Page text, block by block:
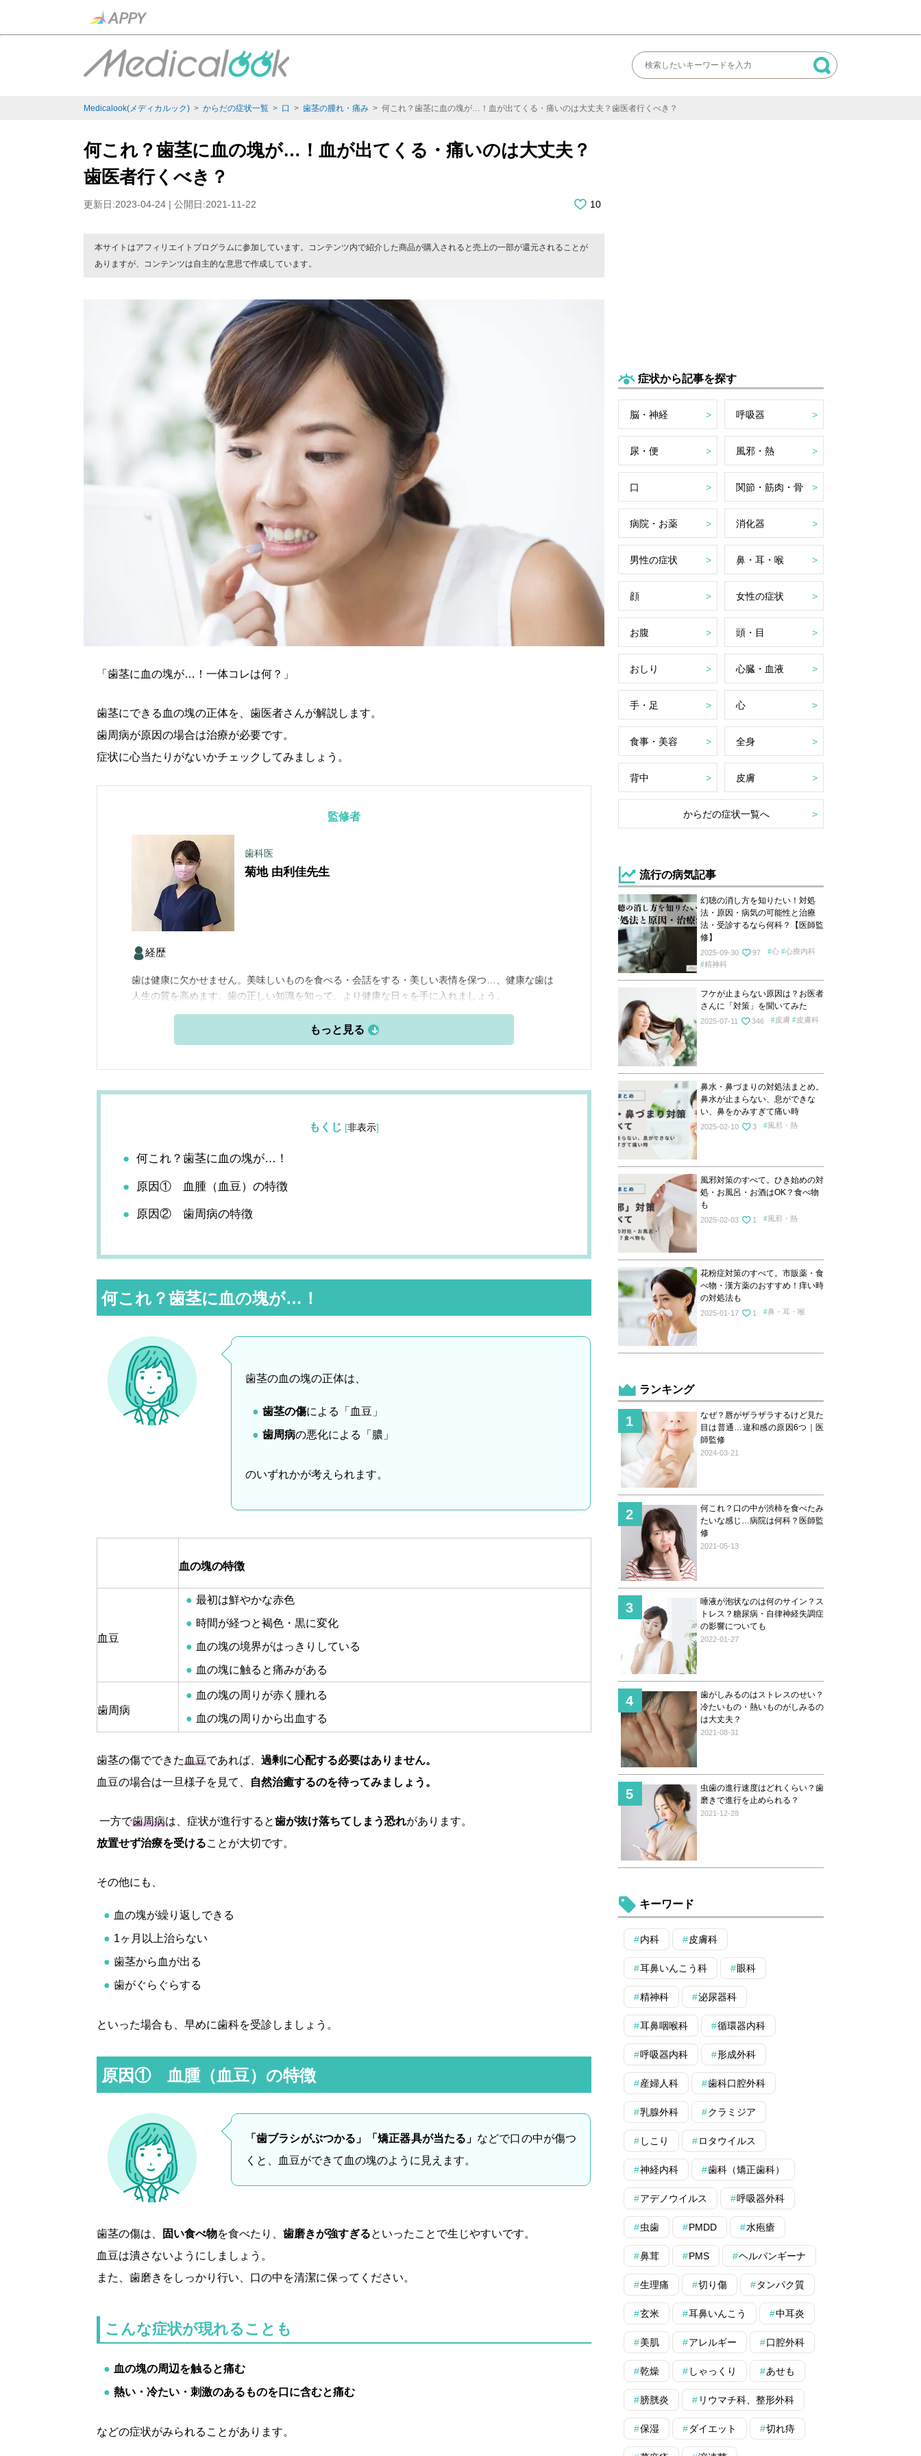
Medicalook(メディカルック) > からだの症状一覧 > 口 > 歯茎の腫れ・痛み > 何これ？歯茎に血の塊が…！血が出てくる・痛いのは大丈夫？歯医者行くべき？
何これ？歯茎に血の塊が…！血が出てくる・痛いのは大丈夫？
歯医者行くべき？
更新日:2023-04-24 | 公開日:2021-11-22 10
本サイトはアフィリエイトプログラムに参加しています。コンテンツ内で紹介した商品が購入されると売上の一部が還元されることが
ありますが、コンテンツは自主的な意思で作成しています。
「歯茎に血の塊が…！一体コレは何？」
歯茎にできる血の塊の正体を、歯医者さんが解説します。
歯周病が原因の場合は治療が必要です。
症状に心当たりがないかチェックしてみましょう。
監修者
歯科医
菊地 由利佳先生
経歴
歯は健康に欠かせません。美味しいものを食べる・会話をする・美しい表情を保つ…、健康な歯は
人生の質を高めます。歯の正しい知識を知って、より健康な日々を手に入れましょう。
もくじ [非表示]
何これ？歯茎に血の塊が…！
原因① 血腫（血豆）の特徴
原因② 歯周病の特徴
何これ？歯茎に血の塊が…！
歯茎の血の塊の正体は、
歯茎の傷による「血豆」
歯周病の悪化による「膿」
のいずれかが考えられます。
血の塊の特徴
血豆
最初は鮮やかな赤色
時間が経つと褐色・黒に変化
血の塊の境界がはっきりしている
血の塊に触ると痛みがある
歯周病
血の塊の周りが赤く腫れる
血の塊の周りから出血する
歯茎の傷でできた血豆であれば、 過剰に心配する必要はありません。
血豆の場合は一旦様子を見て、
自然治癒するのを待ってみましょう。
一方で歯周病は、症状が進行すると歯が抜け落ちてしまう恐れがあります。
放置せず治療を受けることが大切です。
その他にも、
血の塊が繰り返しできる
1ヶ月以上治らない
歯茎から血が出る
歯がぐらぐらする
といった場合も、早めに歯科を受診しましょう。
原因① 血腫（血豆）の特徴
「歯ブラシがぶつかる」「矯正器具が当たる」 などで口の中が傷つ
くと、血豆ができて血の塊のように見えます。
歯茎の傷は、 固い食べ物を食べたり、 歯磨きが強すぎるといったことで生じやすいです。
血豆は潰さないようにしましょう。
また、歯磨きをしっかり行い、口の中を清潔に保ってください。
こんな症状が現れることも
血の塊の周辺を触ると痛む
熱い・冷たい・刺激のあるものを口に含むと痛む
などの症状がみられることがあります。
症状から記事を探す
脳・神経 呼吸器
尿・便 風邪・熱
口 関節・筋肉・骨
病院・お薬 消化器
男性の症状 鼻・耳・喉
顔 女性の症状
お腹 頭・目
おしり 心臓・血液
手・足 心
食事・美容 全身
背中 皮膚
からだの症状一覧へ
流行の病気記事
幻聴の消し方を知りたい！対処
法・原因・病気の可能性と治療
法・受診するなら何科？【医師監
修】
2025-09-30 97 心
心療内科
精神科
フケが止まらない原因は？お医者
さんに「対策」を聞いてみた
2025-07-11 346 皮膚 皮膚科
鼻水・鼻づまりの対処法まとめ。
鼻水が止まらない、息ができな
い、鼻をかみすぎて痛い時
2025-02-10 3 風邪・熱
風邪対策のすべて。ひき始めの対
処・お風呂・お酒はOK？食べ物
も
2025-02-03 1 風邪・熱
花粉症対策のすべて。市販薬・食
べ物・漢方薬のおすすめ！痒い時
の対処法も
2025-01-17 1 鼻・耳・喉
ランキング
なぜ？唇がザラザラするけど見た
目は普通…違和感の原因6つ｜医
師監修
2024-03-21
何これ？口の中が渋柿を食べたみ
たいな感じ…病院は何科？医師監
修
2021-05-13
唾液が泡状なのは何のサイン？ス
トレス？糖尿病・自律神経失調症
の影響についても
2022-01-27
歯がしみるのはストレスのせい？
冷たいもの・熱いものがしみるの
は大丈夫？
2021-08-31
虫歯の進行速度はどれくらい？歯
磨きで進行を止められる？
2021-12-28
キーワード
内科 皮膚科
耳鼻いんこう科 眼科
精神科 泌尿器科
耳鼻咽喉科 循環器内科
呼吸器内科 形成外科
産婦人科 歯科口腔外科
乳腺外科 クラミジア
しこり ロタウイルス
神経内科 歯科（矯正歯科）
アデノウイルス 呼吸器外科
虫歯 PMDD 水疱瘡
鼻茸 PMS ヘルパンギーナ
生理痛 切り傷 タンパク質
玄米 耳鼻いんこう 中耳炎
美肌 アレルギー 口腔外科
乾燥 しゃっくり あせも
膀胱炎 リウマチ科、整形外科
保湿 ダイエット 切れ痔